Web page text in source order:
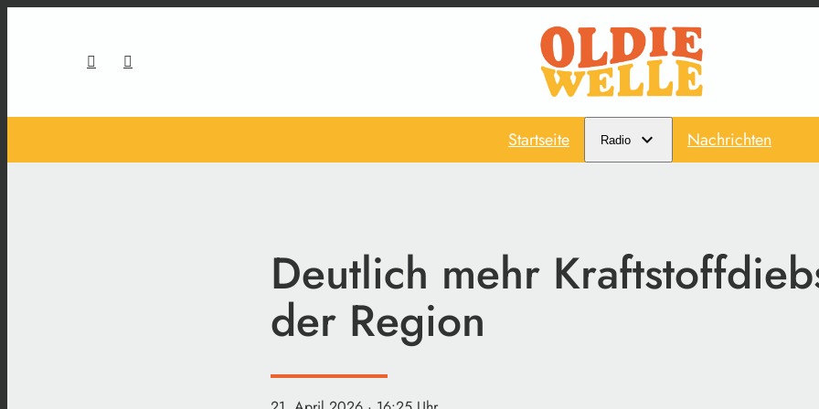
Startseite Radio Nachrichten
Deutlich mehr
der Region